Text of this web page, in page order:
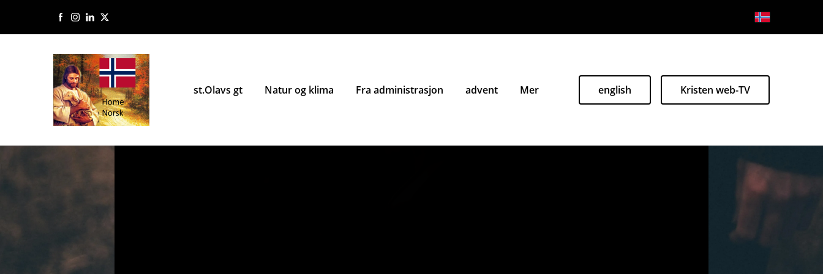
st.Olavs gt Natur og klima Fra administrasjon advent Mer english Kristen web-TV